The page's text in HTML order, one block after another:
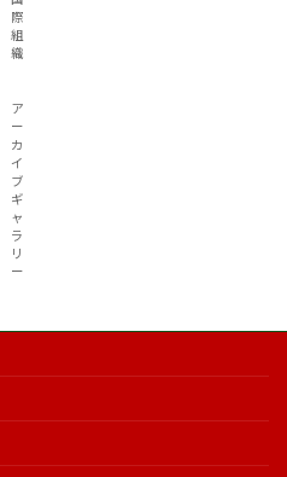
際
組
織
ア
ー
カ
イ
ブ
ギ
ャ
ラ
リ
ー